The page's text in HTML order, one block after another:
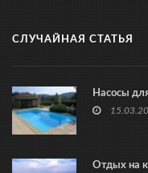
СЛУЧАЙНАЯ СТАТЬЯ
Насосы
Отдых на